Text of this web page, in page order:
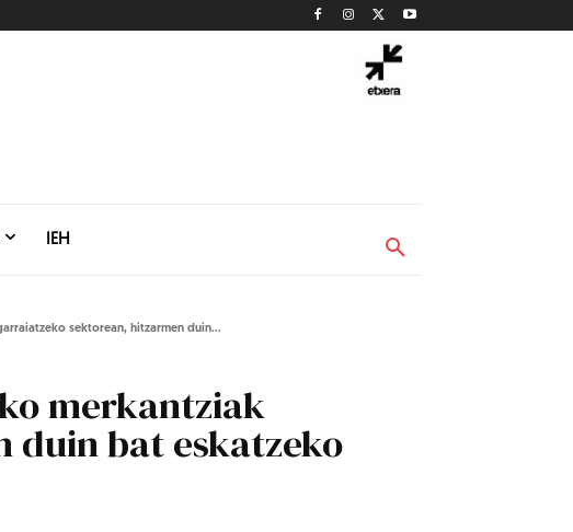
IEH
sektorean, hitzarmen duin...
merkantziak
duin bat eskatzeko